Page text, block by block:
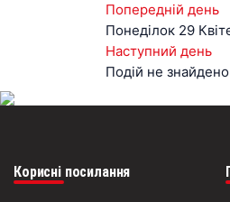
Попередній день
Понеділок 29
Наступний день
Подій не знайдено
Корисні посилання